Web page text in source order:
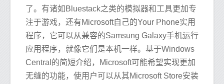
了。有诸如Bluestack之类的模拟器和工具更加专
注于游戏，还有Microsoft自己的Your Phone实用
程序，它可以从兼容的Samsung Galaxy手机运行
应用程序，就像它们是本机一样。基于Windows
Central的简短介绍，Microsoft可能希望实现更加
无缝的功能，使用户可以从其Microsoft Store安装